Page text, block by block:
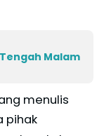
Malam
menulis
pihak